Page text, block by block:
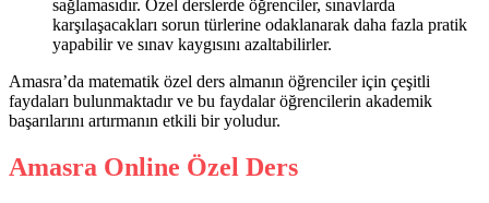
sağlamasıdır. Özel derslerde öğrenciler, sınavlarda
karşılaşacakları sorun türlerine odaklanarak daha fazla pratik
yapabilir ve sınav kaygısını azaltabilirler.
Amasra’da matematik özel ders almanın öğrenciler için çeşitli
faydaları bulunmaktadır ve bu faydalar öğrencilerin akademik
başarılarını artırmanın etkili bir yoludur.
Amasra Online Özel Ders